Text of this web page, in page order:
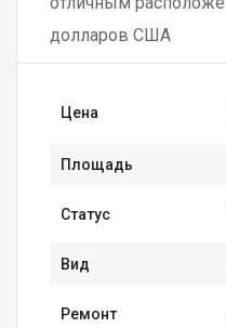
долларов США
Цена
Площадь
Статус
Вид
Ремонт